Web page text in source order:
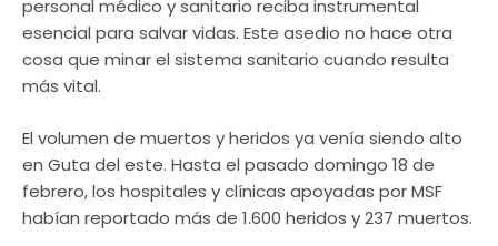
personal médico y sanitario reciba instrumental
esencial para salvar vidas. Este asedio no hace otra
cosa que minar el sistema sanitario cuando resulta
más vital.
El volumen de muertos y heridos ya venía siendo alto
en Guta del este. Hasta el pasado domingo 18 de
febrero, los hospitales y clínicas apoyadas por MSF
habían reportado más de 1.600 heridos y 237 muertos.